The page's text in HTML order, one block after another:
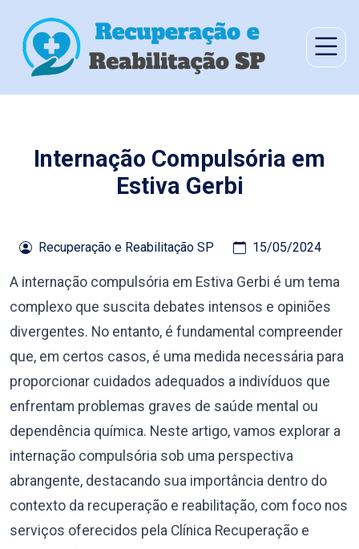
Internação Compulsória em
Estiva Gerbi
Recuperação e Reabilitação SP 15/05/2024
A internação compulsória em Estiva Gerbi é um tema
complexo que suscita debates intensos e opiniões
divergentes. No entanto, é fundamental compreender
que, em certos casos, é uma medida necessária para
proporcionar cuidados adequados a indivíduos que
enfrentam problemas graves de saúde mental ou
dependência química. Neste artigo, vamos explorar a
internação compulsória sob uma perspectiva
abrangente, destacando sua importância dentro do
contexto da recuperação e reabilitação, com foco nos
serviços oferecidos pela Clínica Recuperação e